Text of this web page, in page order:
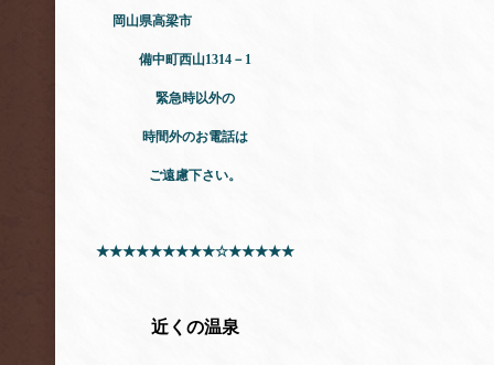
岡山県高梁市
備中町西山1314－1
緊急時以外の
時間外のお電話は
ご遠慮下さい。
★★★★★★★★★☆★★★★★
近くの温泉